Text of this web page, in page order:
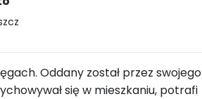
Oddany został przez swojego
się w mieszkaniu, potrafi